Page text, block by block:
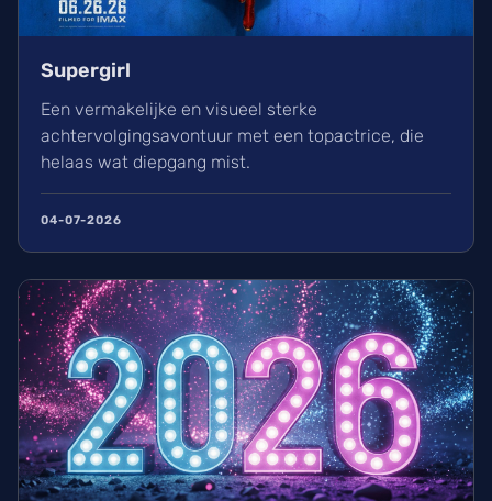
Supergirl
Een vermakelijke en visueel sterke
achtervolgingsavontuur met een topactrice, die
helaas wat diepgang mist.
04-07-2026